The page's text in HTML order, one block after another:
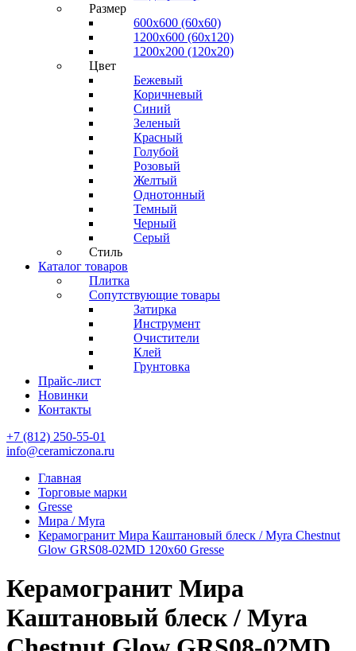
Размер
600х600 (60х60)
1200х600 (60х120)
1200х200 (120x20)
Цвет
Бежевый
Коричневый
Синий
Зеленый
Красный
Голубой
Розовый
Желтый
Однотонный
Темный
Черный
Серый
Стиль
Каталог товаров
Плитка
Сопутствующие товары
Затирка
Инструмент
Очистители
Клей
Грунтовка
Прайс-лист
Новинки
Контакты
+7 (812) 250-55-01
info@ceramiczona.ru
Главная
Торговые марки
Gresse
Мира / Myra
Керамогранит Мира Каштановый блеск / Myra Chestnut
Glow GRS08-02MD 120х60 Gresse
Керамогранит Мира
Каштановый блеск / Myra